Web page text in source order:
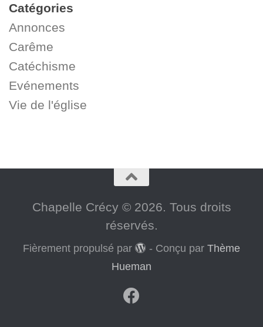
Catégories
Annonces
Carême
Catéchisme
Evénements
Vie de l'église
Chapelle Crécy © 2026. Tous droits
réservés.
Fièrement propulsé par - Conçu par Thème
Hueman